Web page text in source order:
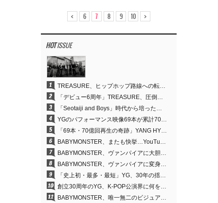
< 6 7 8 9 10 >
HOTISSUE
1 TREASURE、ヒップホップ路線への転換が的中…デビュー6周年でさらなる飛躍
2 「デビュー6周年」TREASURE、圧倒的な実力で証明した「YGの宝」の真価
3 「Seotaiji and Boys」時代から培ったダンスDNA…YANG HYUN SUK、YGのパフォーマンスビデオ70億回再生の原点
4 YGのパフォーマンス映像69本が累計70億回再生…YANG HYUN SUKの制作哲学が実を結ぶ
5 「69本・70億回再生の奇跡」YANG HYUN SUK、YGのパフォーマンスビデオを100％自ら手掛けた理由
6 BABYMONSTER、またも快挙…YouTubeワールドワイドトレンドで1位に
7 BABYMONSTER、ヴァンパイアに大胆変身…YouTubeトレンド1位を獲得
8 BABYMONSTER、ヴァンパイアに変身…「MOON」で3か月にわたるプロジェクトを締めくくる
9 「史上初・最多・最短」YG、30年の揺るぎない信念が切り開いたK-POPツアーの新境地
10 創立30周年のYG、K-POP公演界に何を残したのか
11 BABYMONSTER、唯一無二のビジュアルと圧倒的な表現力…『MOON』